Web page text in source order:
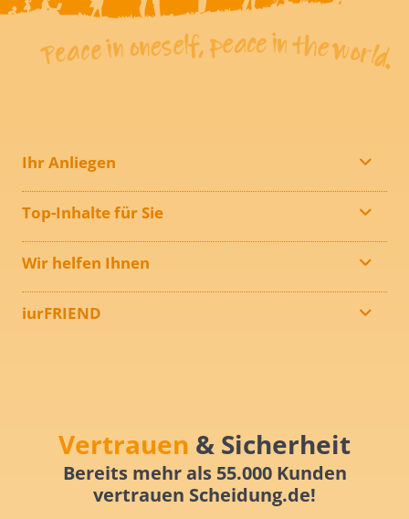
Ihr Anliegen
Top-Inhalte für Sie
Wir helfen Ihnen
iurFRIEND
Vertrauen & Sicherheit
Bereits mehr als 55.000 Kunden
vertrauen Scheidung.de!